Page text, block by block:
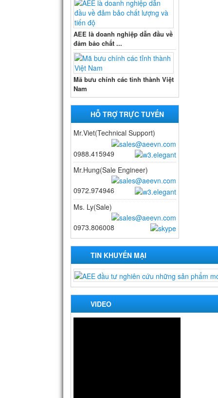
AEE là doanh nghiệp dẫn đầu về
đảm bảo chất ...
Mã bưu chính các tỉnh thành Việt
Nam
HỖ TRỢ TRỰC TUYẾN
Mr.Viet(Technical Support)
0988.415949
Mr.Hung(Sale Engineer)
0972.974946
Ms. Ly(Sale)
0973.806008
TIN KHUYẾN MẠI
VIDEO